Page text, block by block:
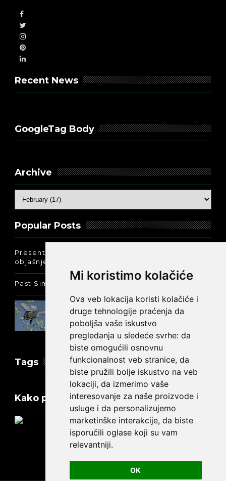
Mi koristimo kolačiće
Ova veb lokacija koristi kolačiće i
druge tehnologije praćenja da
poboljša vaše iskustvo
pregledanja u sledeće svrhe: da
biste omogućili osnovnu
funkcionalnost veb stranice, da
biste pružili bolje iskustvo na veb
lokaciji, da izmerimo vaše
interesovanje za naše proizvode i
usluge i da personalizujemo
marketinške interakcije, da biste
isporučili oglase koji su vam
relevantniji.
OK
Recent News
GoogleTag Body
Archive
Popular Posts
Present Perfect Simple - najjednostavnije
objašnjenje :-)
Past Simple i Past Continuous - razlika
Prošlo vreme glagola biti na
engleskom: was ili were
Tags
Kako promeniti tekst na engleskom?
Update cookies preferences